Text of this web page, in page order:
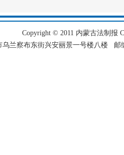
Copyright © 2011 内蒙古法制报
兰察布东街兴安丽景一号楼八楼 邮